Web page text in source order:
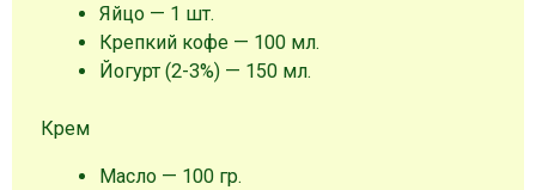
Яйцо — 1 шт.
Крепкий кофе — 100 мл.
Йогурт (2-3%) — 150 мл.
Крем
Масло — 100 гр.